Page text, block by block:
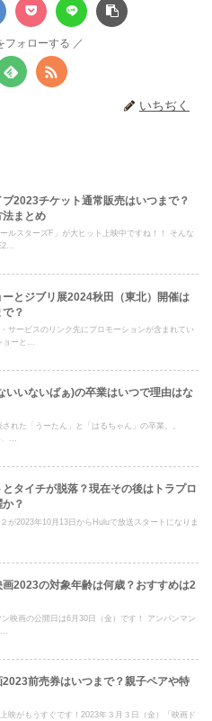
フォローする
いちぢく
2023チケット通常販売はいつまで？
法まとめ
ルスターズF」が大ヒット上映中ですね！！ そんな
とジブリ展2024秋田（東北）開催は
？
サービスのリンク先にプロモーションが含まれてい
ョーと...
いいないばぁ)の卒業はいつで理由はな
れた「うーたん」と「はるちゃん」の卒業。。
、...
タイチが脱落？現在その後はトラプロ
？
が2023年10月13日からHuluで放送スタートになりま
画2023の対象年齢は何歳？おすすめは2
映画の公開日は6月30日（金）です！ アンパンマン
2023前売券はいつまで？親子ペアや特
映がもうすぐです！2023年３月３日（金）「映画ド